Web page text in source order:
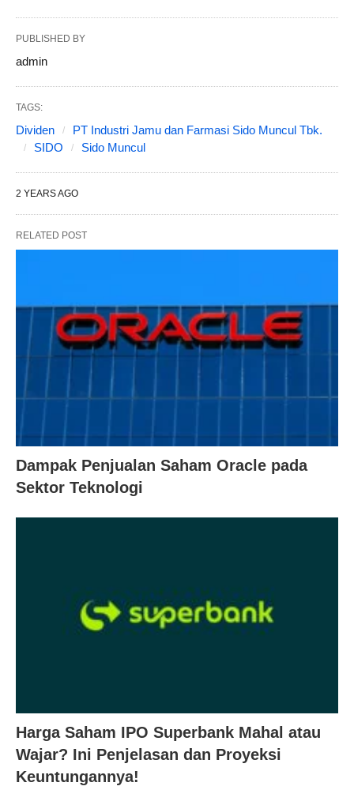
PUBLISHED BY
admin
TAGS:
Dividen
PT Industri Jamu dan Farmasi Sido Muncul Tbk.
SIDO
Sido Muncul
2 YEARS AGO
RELATED POST
Dampak Penjualan Saham Oracle pada
Sektor Teknologi
Harga Saham IPO Superbank Mahal atau
Wajar? Ini Penjelasan dan Proyeksi
Keuntungannya!